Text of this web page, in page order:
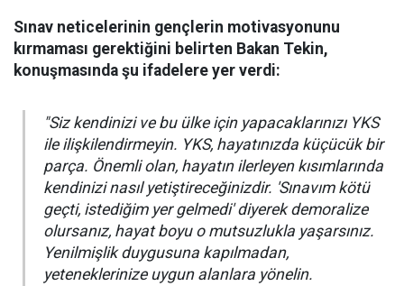
Sınav neticelerinin gençlerin motivasyonunu
kırmaması gerektiğini belirten Bakan Tekin,
konuşmasında şu ifadelere yer verdi:
"Siz kendinizi ve bu ülke için yapacaklarınızı YKS
ile ilişkilendirmeyin. YKS, hayatınızda küçücük bir
parça. Önemli olan, hayatın ilerleyen kısımlarında
kendinizi nasıl yetiştireceğinizdir. 'Sınavım kötü
geçti, istediğim yer gelmedi' diyerek demoralize
olursanız, hayat boyu o mutsuzlukla yaşarsınız.
Yenilmişlik duygusuna kapılmadan,
yeteneklerinize uygun alanlara yönelin.